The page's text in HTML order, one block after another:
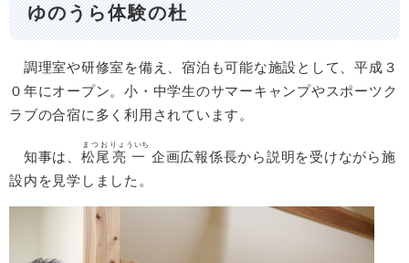
ゆのうら体験の杜
調理室や研修室を備え、宿泊も可能な施設として、平成３
０年にオープン。小・中学生のサマーキャンプやスポーツク
ラブの合宿に多く利用されています。
知事は、 松尾
まつお
亮一
りょういち
企画広報係長から説明を受けながら施
設内を見学しました。